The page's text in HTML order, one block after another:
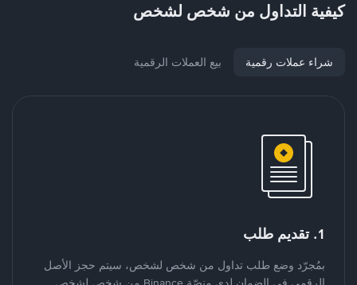
كيفية التداول من شخص لشخص
شراء عملات رقمية بيع العملات الرقمية
1. تقديم طلب
بمُجرّد وضع طلب تداول من شخص لشخص، سيتم حجز الأصل